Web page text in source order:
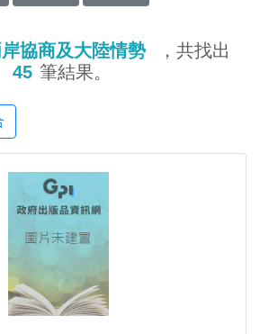
協商及大陸情勢
，共找出
45 筆結果。